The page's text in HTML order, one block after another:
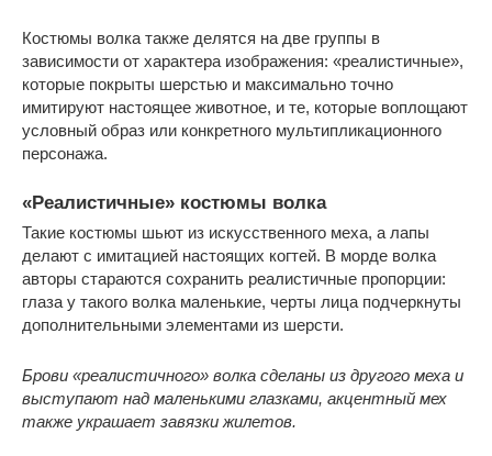
Костюмы волка также делятся на две группы в
зависимости от характера изображения: «реалистичные»,
которые покрыты шерстью и максимально точно
имитируют настоящее животное, и те, которые воплощают
условный образ или конкретного мультипликационного
персонажа.
«Реалистичные» костюмы волка
Такие костюмы шьют из искусственного меха, а лапы
делают с имитацией настоящих когтей. В морде волка
авторы стараются сохранить реалистичные пропорции:
глаза у такого волка маленькие, черты лица подчеркнуты
дополнительными элементами из шерсти.
Брови «реалистичного» волка сделаны из другого меха и
выступают над маленькими глазками, акцентный мех
также украшает завязки жилетов.